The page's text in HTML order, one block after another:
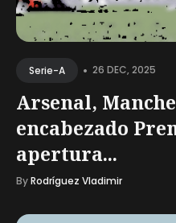
Serie-A • 26 DEC, 2025
Arsenal,
encabezado
apertura...
ByRodríguez Vladimir